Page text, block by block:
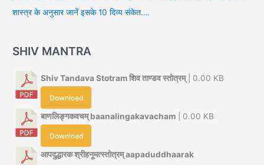
शास्त्र के अनुसार जानें इसके 10 दिव्य संकेत….
SHIV MANTRA
Shiv Tandava Stotram शिव ताण्डव स्तोत्रम्| 0.00 KB
Download
बाणलिङ्गकवचम् baanalingakavacham | 0.00 KB
Download
आपदुद्धारक श्रीहनूमत्स्तोत्रम् aapaduddhaarak